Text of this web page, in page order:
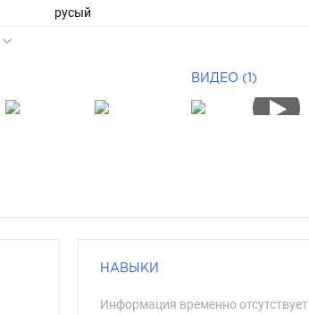
русый
ВИДЕО (1)
НАВЫКИ
Информация временно отсутствует